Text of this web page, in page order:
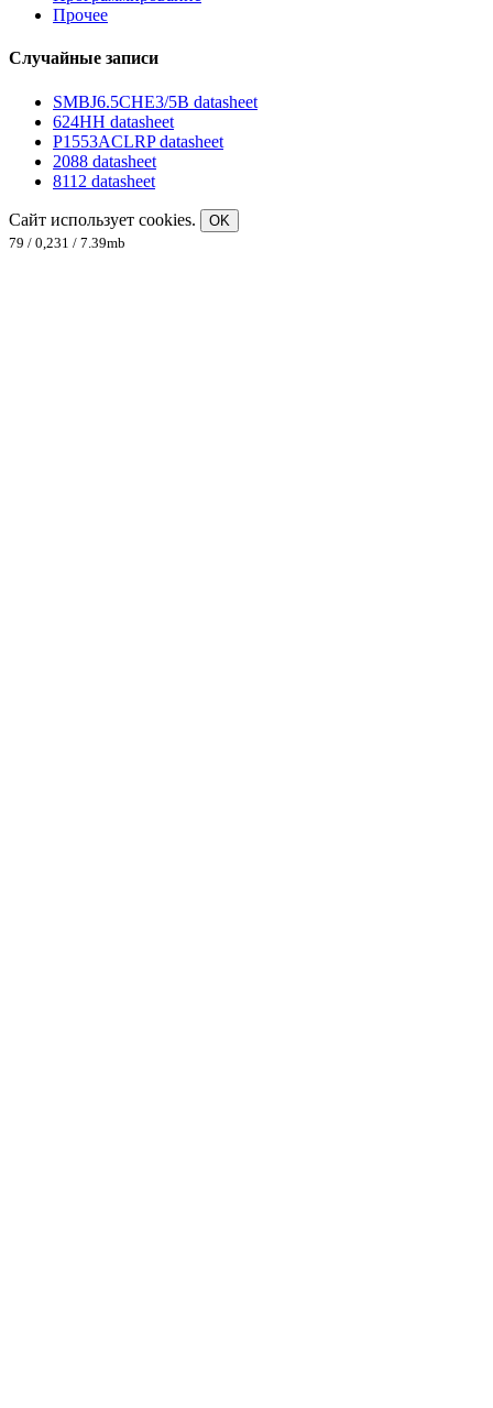
Прочее
Случайные записи
SMBJ6.5CHE3/5B datasheet
624HH datasheet
P1553ACLRP datasheet
2088 datasheet
8112 datasheet
Сайт использует cookies.
OK
79 / 0,231 / 7.39mb